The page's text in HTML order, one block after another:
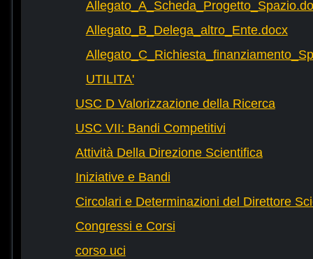
Allegato_B_Delega_altro_Ente.docx
UTILITA'
USC D Valorizzazione della Ricerca
USC VII: Bandi Competitivi
Attività Della Direzione Scientifica
Iniziative e Bandi
Circolari e Determinazioni del Direttore
Congressi e Corsi
corso uci